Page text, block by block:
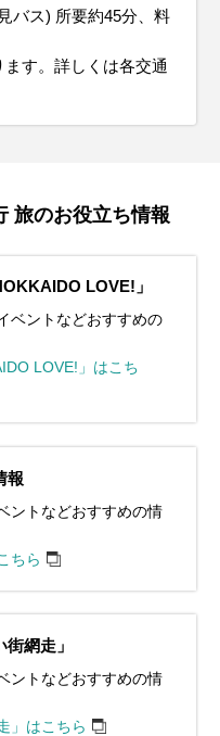
バス) 所要約45分、料
す。詳しくは各交通
旅のお役立ち情報
LOVE!」
ベントなどおすすめの
LOVE!」はこち
報
ントなどおすすめの情
ちら
網走」
ントなどおすすめの情
」はこちら